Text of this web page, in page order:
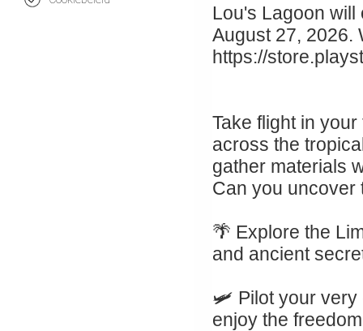
Lou's Lagoon
August 27, 2026.
https://
Take flight in
across the
gather materials
Can you uncover
🌴 Explore the
and ancient
🛩️ Pilot your very
enjoy the